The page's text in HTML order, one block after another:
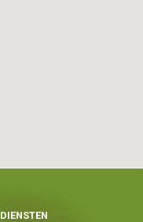
DIENSTEN